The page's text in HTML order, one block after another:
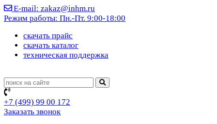
E-mail: zakaz@inhm.ru
Режим работы: Пн.-Пт. 9:00-18:00
cкачать прайс
cкачать каталог
техническая поддержка
+7 (499) 99 00 172
Заказать звонок